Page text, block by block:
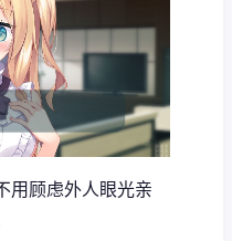
用顾虑外人眼光亲